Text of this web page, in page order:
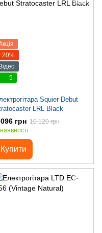
5
Squier Debut
LRL Black
грн 10 120 грн
Купити